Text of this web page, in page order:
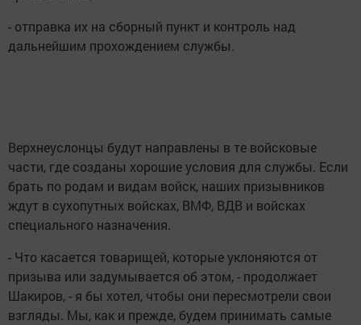
- отправка их на сборный пункт и контроль над
дальнейшим прохождением службы.
Верхнеуслонцы будут направлены в те войсковые
части, где созданы хорошие условия для службы. Если
брать по родам и видам войск, наших призывников
ждут в сухопутных войсках, ВМФ, ВДВ и войсках
специального назначения.
- Что касается товарищей, которые уклоняются от
призыва или задумывается об этом, - продолжает
Шакиров, - я бы хотел, чтобы они пересмотрели свои
взгляды. Мы, как и прежде, будем принимать самые